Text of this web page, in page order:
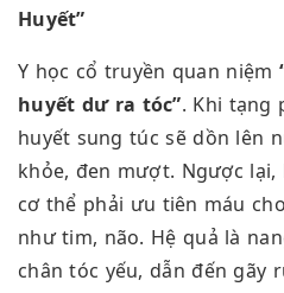
Huyết”
Y học cổ truyền quan niệm
huyết dư ra tóc”. Khi tạng
huyết sung túc sẽ dồn lên
khỏe, đen mượt. Ngược lại,
cơ thể phải ưu tiên máu
như tim, não. Hệ quả là
chân tóc yếu, dẫn đến gãy